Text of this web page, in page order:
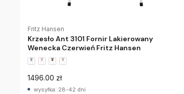
Fritz Hansen
Krzesło Ant 3101 Fornir Lakierowany
Wenecka Czerwień Fritz Hansen
1496.00 zł
wysyłka: 28-42 dni